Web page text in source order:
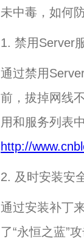
未中毒，如何
1. 禁用Server
通过禁用
前，拔掉网线
用和服务列表
http://
2. 及时安装安
通过安装补丁
了“永恒之蓝”